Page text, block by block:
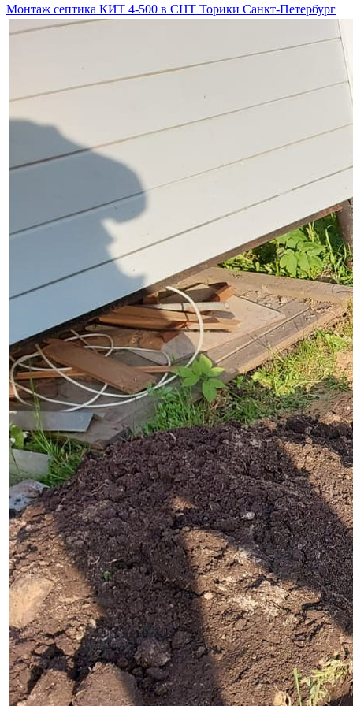
Монтаж септика КИТ 4-500 в СНТ Торики Санкт-Петербург